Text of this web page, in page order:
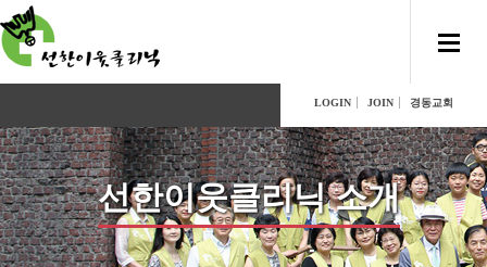
LOGIN JOIN 경동교회
선한이웃클리닉 소개